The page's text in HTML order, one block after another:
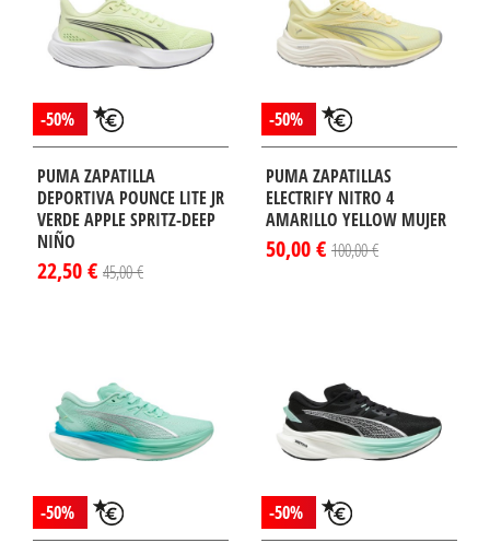
-50%
PUMA ZAPATILLA
DEPORTIVA POUNCE LITE JR
VERDE APPLE SPRITZ-DEEP
NIÑO
22,50 € 45,00 €
-50%
PUMA ZAPATILLAS
ELECTRIFY NITRO 4
AMARILLO YELLOW MUJER
50,00 € 100,00 €
-50% -50%